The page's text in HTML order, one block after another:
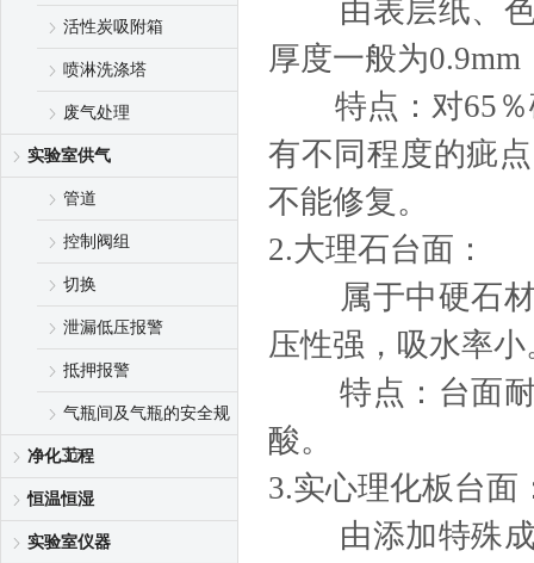
活性炭吸附箱
喷淋洗涤塔
废气处理
实验室供气
管道
控制阀组
切换
泄漏低压报警
抵押报警
气瓶间及气瓶的安全规
范
净化工程
恒温恒湿
实验室仪器
由表层纸、色
厚度一般为
特点：对65％
有不同程度的疵
不能修复。
2.大理石台面：
属于中硬石材
压性强，吸水率小
特点：台面耐
酸。
3.实心理化板台面
由添加特殊成